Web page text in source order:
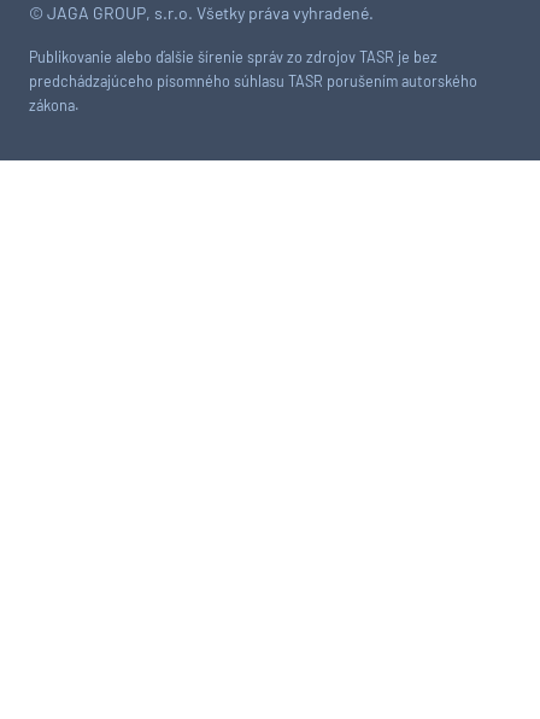
© JAGA GROUP, s.r.o. Všetky práva vyhradené.
Publikovanie alebo ďalšie šírenie správ zo zdrojov TASR je bez
predchádzajúceho písomného súhlasu TASR porušením autorského
zákona.